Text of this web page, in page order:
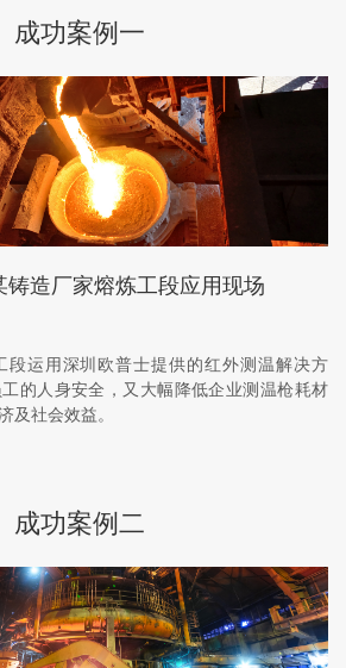
成功案例一
铸造厂家熔炼工段应用现场
段运用深圳欧普士提供的红外测温解决方
的人身安全，又大幅降低企业测温枪耗材
及社会效益。
成功案例二